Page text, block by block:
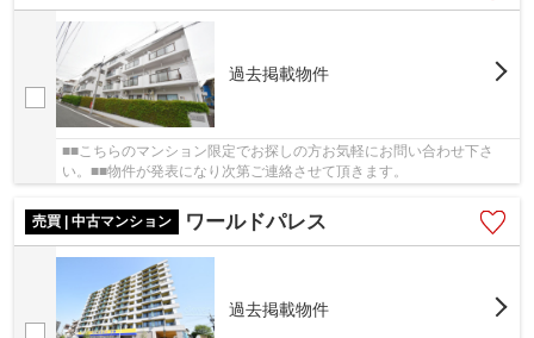
過去掲載物件
■■こちらのマンション限定でお探しの方お気軽にお問い合わせ下さ
い。■■物件が発表になり次第ご連絡させて頂きます。
売買 | 中古マンション ワールドパレス
過去掲載物件